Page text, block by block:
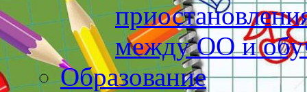
между ОО и
Образование